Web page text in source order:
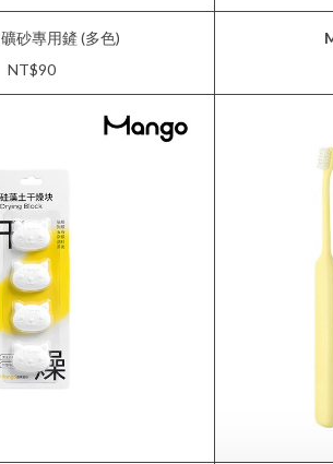
礦砂專用鏟 (多色)
NT$90